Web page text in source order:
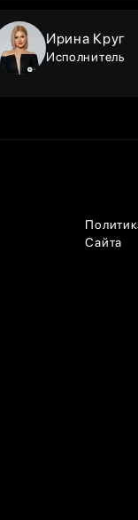
Ирина Круг
Исполнитель
Сайта